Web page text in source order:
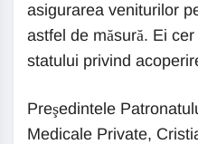
asigurarea veniturilor
astfel de măsură. Ei
statului privind
Preşedintele
Medicale Private,